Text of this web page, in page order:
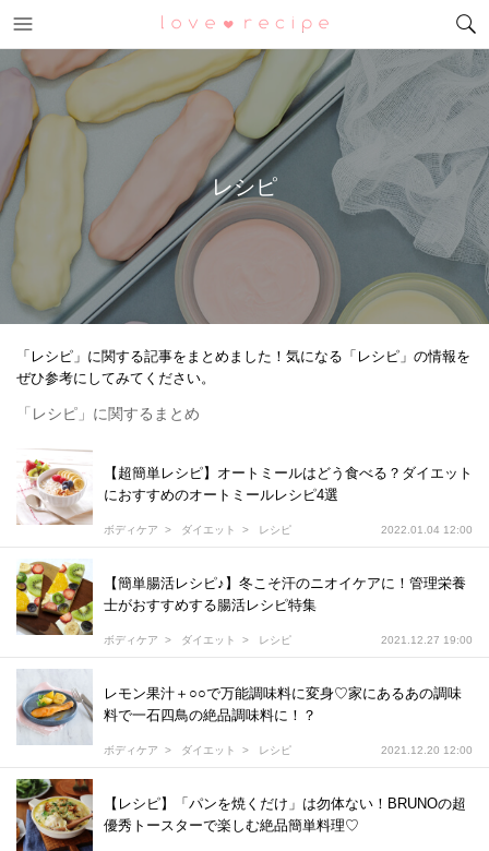
恋愛レシピ
レシピ
「レシピ」に関する記事をまとめました！気になる「レシピ」の情報を
ぜひ参考にしてみてください。
「レシピ」に関するまとめ
【超簡単レシピ】オートミールはどう食べる？ダイエット
におすすめのオートミールレシピ4選
ボディケア ダイエット レシピ 2022.01.04 12:00
【簡単腸活レシピ♪】冬こそ汗のニオイケアに！管理栄養
士がおすすめする腸活レシピ特集
ボディケア ダイエット レシピ 2021.12.27 19:00
レモン果汁＋○○で万能調味料に変身♡家にあるあの調味
料で一石四鳥の絶品調味料に！？
ボディケア ダイエット レシピ 2021.12.20 12:00
【レシピ】「パンを焼くだけ」は勿体ない！BRUNOの超
優秀トースターで楽しむ絶品簡単料理♡